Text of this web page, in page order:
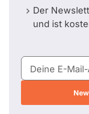
Der
und ist
E-
Mail-
Deine E-